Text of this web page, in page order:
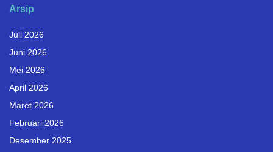
Arsip
Juli 2026
Juni 2026
Mei 2026
April 2026
Maret 2026
Februari 2026
Desember 2025